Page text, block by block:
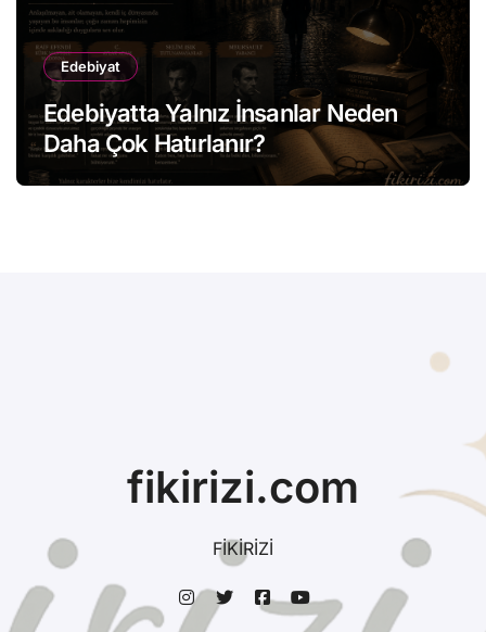
Edebiyat
Edebiyatta Yalnız İnsanlar Neden
Daha Çok Hatırlanır?
fikirizi.com
FİKİRİZİ